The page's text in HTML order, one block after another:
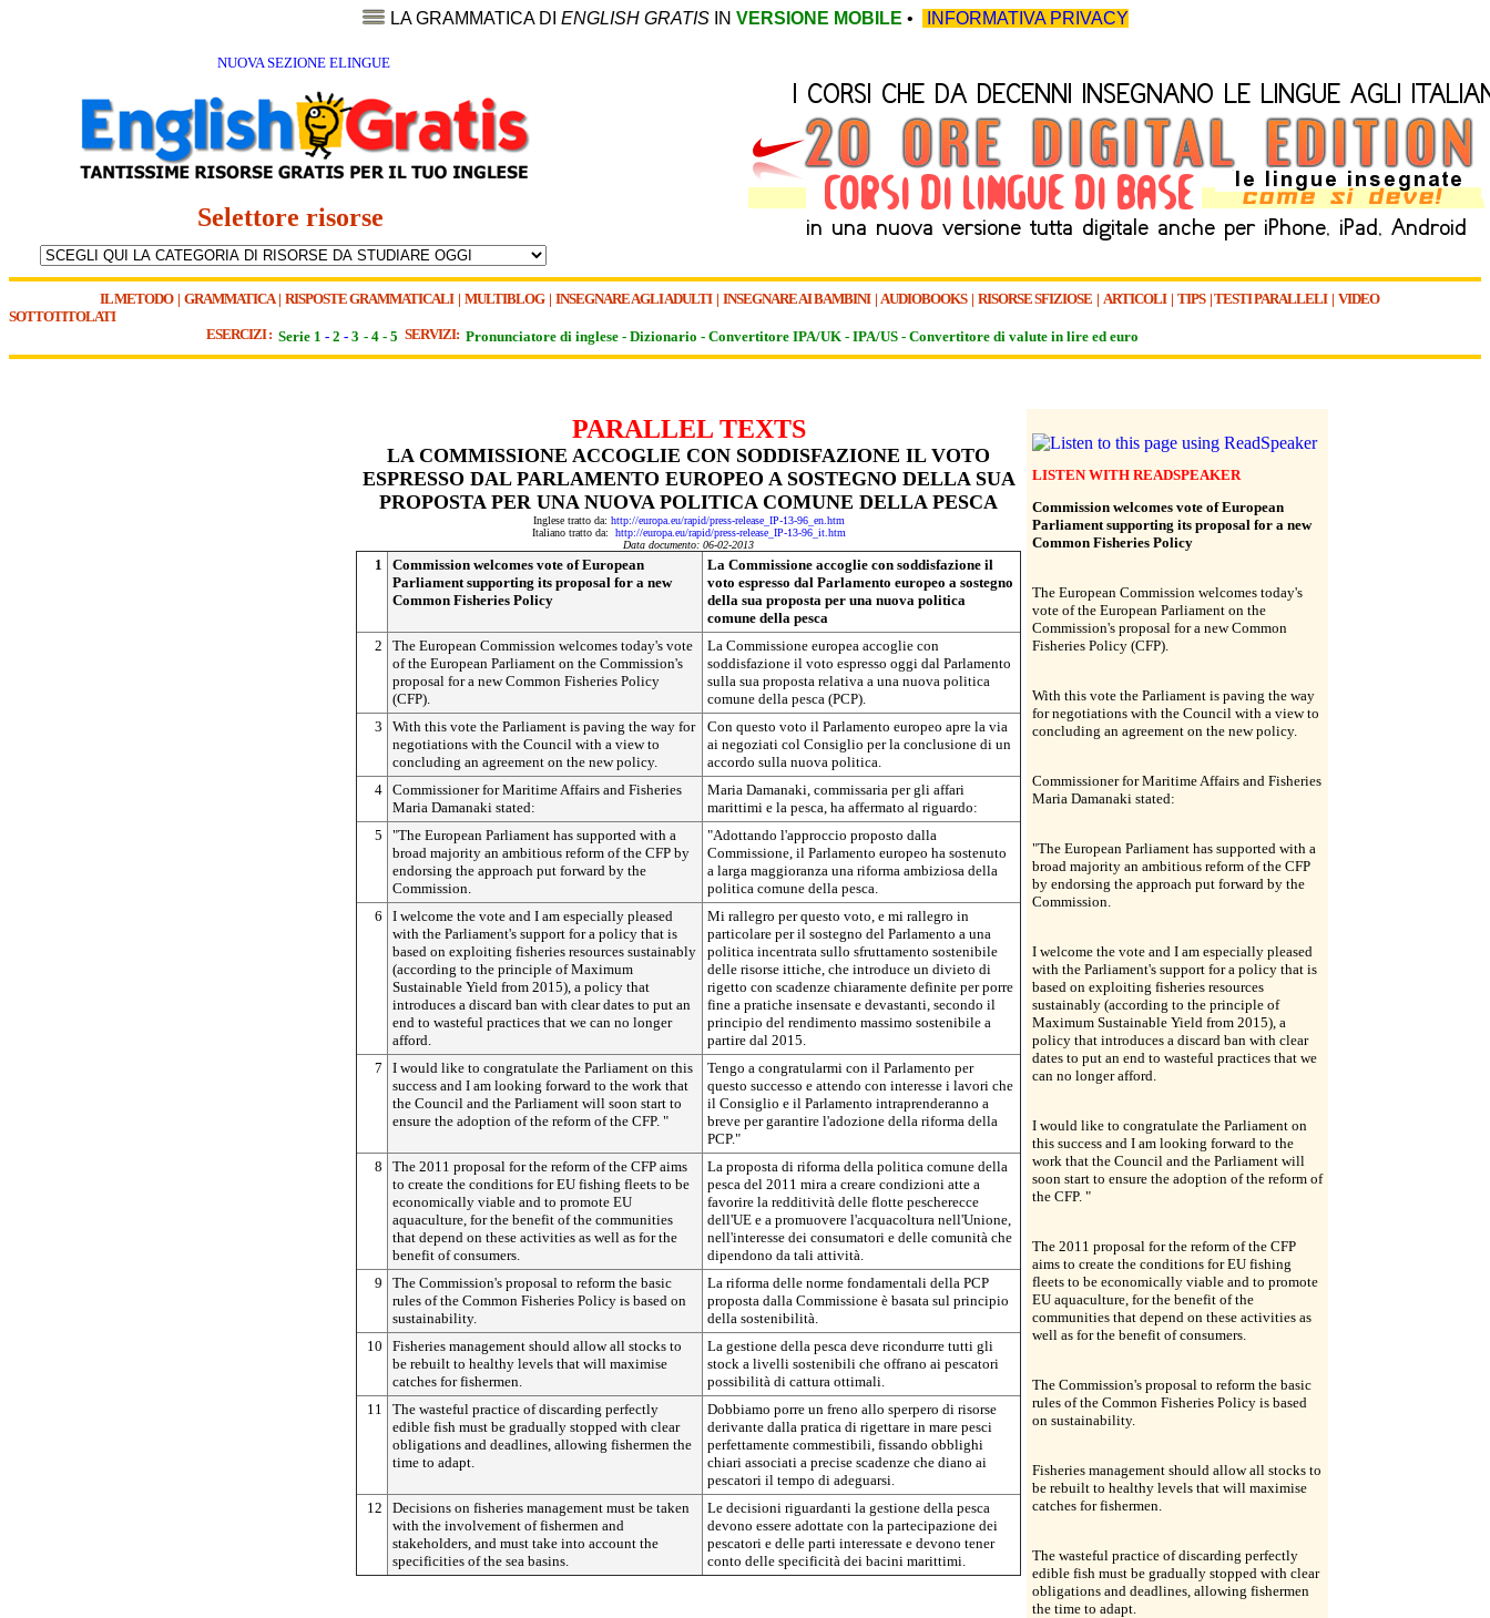
LA GRAMMATICA DI ENGLISH GRATIS IN VERSIONE MOBILE • INFORMATIVA PRIVACY
NUOVA SEZIONE ELINGUE
Selettore risorse
IL METODO| GRAMMATICA| RISPOSTE GRAMMATICALI| MULTIBLOG| INSEGNARE AGLI ADULTI | INSEGNARE AI BAMBINI| AUDIOBOOKS| RISORSE SFIZIOSE | ARTICOLI| TIPS|TESTI PARALLELI| VIDEO
SOTTOTITOLATI
ESERCIZI : Serie 1 - 2 - 3 - 4 - 5 SERVIZI: Pronunciatore di inglese - Dizionario - Convertitore IPA/UK - IPA/US - Convertitore di valute in lire ed euro
PARALLEL TEXTS
LA COMMISSIONE ACCOGLIE CON SODDISFAZIONE IL VOTO
ESPRESSO DAL PARLAMENTO EUROPEO A SOSTEGNO DELLA SUA
PROPOSTA PER UNA NUOVA POLITICA COMUNE DELLA PESCA
Inglese tratto da: http://europa.eu/rapid/press-release_IP-13-96_en.htm
Italiano tratto da: http://europa.eu/rapid/press-release_IP-13-96_it.htm
Data documento: 06-02-2013
1
Commission welcomes vote of European
Parliament supporting its proposal for a new
Common Fisheries Policy
La Commissione accoglie con soddisfazione il
voto espresso dal Parlamento europeo a sostegno
della sua proposta per una nuova politica
comune della pesca
2
The European Commission welcomes today's vote
of the European Parliament on the Commission's
proposal for a new Common Fisheries Policy
(CFP).
La Commissione europea accoglie con
soddisfazione il voto espresso oggi dal Parlamento
sulla sua proposta relativa a una nuova politica
comune della pesca (PCP).
3
With this vote the Parliament is paving the way for
negotiations with the Council with a view to
concluding an agreement on the new policy.
Con questo voto il Parlamento europeo apre la via
ai negoziati col Consiglio per la conclusione di un
accordo sulla nuova politica.
4 Commissioner for Maritime Affairs and Fisheries
Maria Damanaki stated:
Maria Damanaki, commissaria per gli affari
marittimi e la pesca, ha affermato al riguardo:
5
"The European Parliament has supported with a
broad majority an ambitious reform of the CFP by
endorsing the approach put forward by the
Commission.
"Adottando l'approccio proposto dalla
Commissione, il Parlamento europeo ha sostenuto
a larga maggioranza una riforma ambiziosa della
politica comune della pesca.
6
I welcome the vote and I am especially pleased
with the Parliament's support for a policy that is
based on exploiting fisheries resources sustainably
(according to the principle of Maximum
Sustainable Yield from 2015), a policy that
introduces a discard ban with clear dates to put an
end to wasteful practices that we can no longer
afford.
Mi rallegro per questo voto, e mi rallegro in
particolare per il sostegno del Parlamento a una
politica incentrata sullo sfruttamento sostenibile
delle risorse ittiche, che introduce un divieto di
rigetto con scadenze chiaramente definite per porre
fine a pratiche insensate e devastanti, secondo il
principio del rendimento massimo sostenibile a
partire dal 2015.
7
I would like to congratulate the Parliament on this
success and I am looking forward to the work that
the Council and the Parliament will soon start to
ensure the adoption of the reform of the CFP. "
Tengo a congratularmi con il Parlamento per
questo successo e attendo con interesse i lavori che
il Consiglio e il Parlamento intraprenderanno a
breve per garantire l'adozione della riforma della
PCP."
8
The 2011 proposal for the reform of the CFP aims
to create the conditions for EU fishing fleets to be
economically viable and to promote EU
aquaculture, for the benefit of the communities
that depend on these activities as well as for the
benefit of consumers.
La proposta di riforma della politica comune della
pesca del 2011 mira a creare condizioni atte a
favorire la redditività delle flotte pescherecce
dell'UE e a promuovere l'acquacoltura nell'Unione,
nell'interesse dei consumatori e delle comunità che
dipendono da tali attività.
9
The Commission's proposal to reform the basic
rules of the Common Fisheries Policy is based on
sustainability.
La riforma delle norme fondamentali della PCP
proposta dalla Commissione è basata sul principio
della sostenibilità.
10
Fisheries management should allow all stocks to
be rebuilt to healthy levels that will maximise
catches for fishermen.
La gestione della pesca deve ricondurre tutti gli
stock a livelli sostenibili che offrano ai pescatori
possibilità di cattura ottimali.
11
The wasteful practice of discarding perfectly
edible fish must be gradually stopped with clear
obligations and deadlines, allowing fishermen the
time to adapt.
Dobbiamo porre un freno allo sperpero di risorse
derivante dalla pratica di rigettare in mare pesci
perfettamente commestibili, fissando obblighi
chiari associati a precise scadenze che diano ai
pescatori il tempo di adeguarsi.
12
Decisions on fisheries management must be taken
with the involvement of fishermen and
stakeholders, and must take into account the
specificities of the sea basins.
Le decisioni riguardanti la gestione della pesca
devono essere adottate con la partecipazione dei
pescatori e delle parti interessate e devono tener
conto delle specificità dei bacini marittimi.
LISTEN WITH READSPEAKER
Commission welcomes vote of European
Parliament supporting its proposal for a new
Common Fisheries Policy
The European Commission welcomes today's
vote of the European Parliament on the
Commission's proposal for a new Common
Fisheries Policy (CFP).
With this vote the Parliament is paving the way
for negotiations with the Council with a view to
concluding an agreement on the new policy.
Commissioner for Maritime Affairs and Fisheries
Maria Damanaki stated:
"The European Parliament has supported with a
broad majority an ambitious reform of the CFP
by endorsing the approach put forward by the
Commission.
I welcome the vote and I am especially pleased
with the Parliament's support for a policy that is
based on exploiting fisheries resources
sustainably (according to the principle of
Maximum Sustainable Yield from 2015), a
policy that introduces a discard ban with clear
dates to put an end to wasteful practices that we
can no longer afford.
I would like to congratulate the Parliament on
this success and I am looking forward to the
work that the Council and the Parliament will
soon start to ensure the adoption of the reform of
the CFP. "
The 2011 proposal for the reform of the CFP
aims to create the conditions for EU fishing
fleets to be economically viable and to promote
EU aquaculture, for the benefit of the
communities that depend on these activities as
well as for the benefit of consumers.
The Commission's proposal to reform the basic
rules of the Common Fisheries Policy is based
on sustainability.
Fisheries management should allow all stocks to
be rebuilt to healthy levels that will maximise
catches for fishermen.
The wasteful practice of discarding perfectly
edible fish must be gradually stopped with clear
obligations and deadlines, allowing fishermen
the time to adapt.